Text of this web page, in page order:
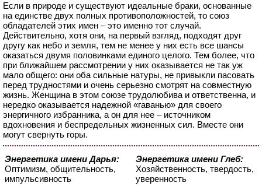
Если в природе и существуют идеальные браки, основанные
на единстве двух полных противоположностей, то союз
обладателей этих имен – это именно тот случай.
Действительно, хотя они, на первый взгляд, подходят друг
другу как небо и земля, тем не менее у них есть все шансы
оказаться двумя половинками единого целого. Тем более, что
при ближайшем рассмотрении у них оказывается не так уж
мало общего: они оба сильные натуры, не привыкли пасовать
перед трудностями и очень серьезно смотрят на совместную
жизнь. Женщина в этом союзе трудолюбива и ответственна, и
нередко оказывается надежной «гаванью» для своего
энергичного избранника, а он для нее – источником
вдохновения и беспредельных жизненных сил. Вместе они
могут свернуть горы.
Энергетика имени Дарья:
Оптимизм, общительность,
импульсивность
Энергетика имени Глеб:
Хозяйственность, твердость,
уверенность